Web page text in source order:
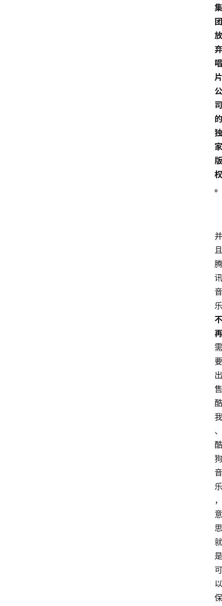
集
团
放
弃
唱
片
公
司
的
独
家
版
权
。
并
且
腾
讯
音
乐
不
再
需
要
出
售
酷
我
、
酷
狗
音
乐
，
意
思
就
是
可
以
保